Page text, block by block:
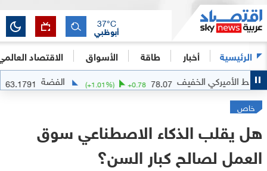
الرئيسية أخبار طاقة الأسواق الاقتصاد
أبوظبي
37°C
الخفيف 78.07
+ 0.78
(+1.01 %) الفضة 63.1791
+1.6991
خاص
هل يقلب الذكاء الاصطناعي سوق
العمل لصالح كبار السن؟